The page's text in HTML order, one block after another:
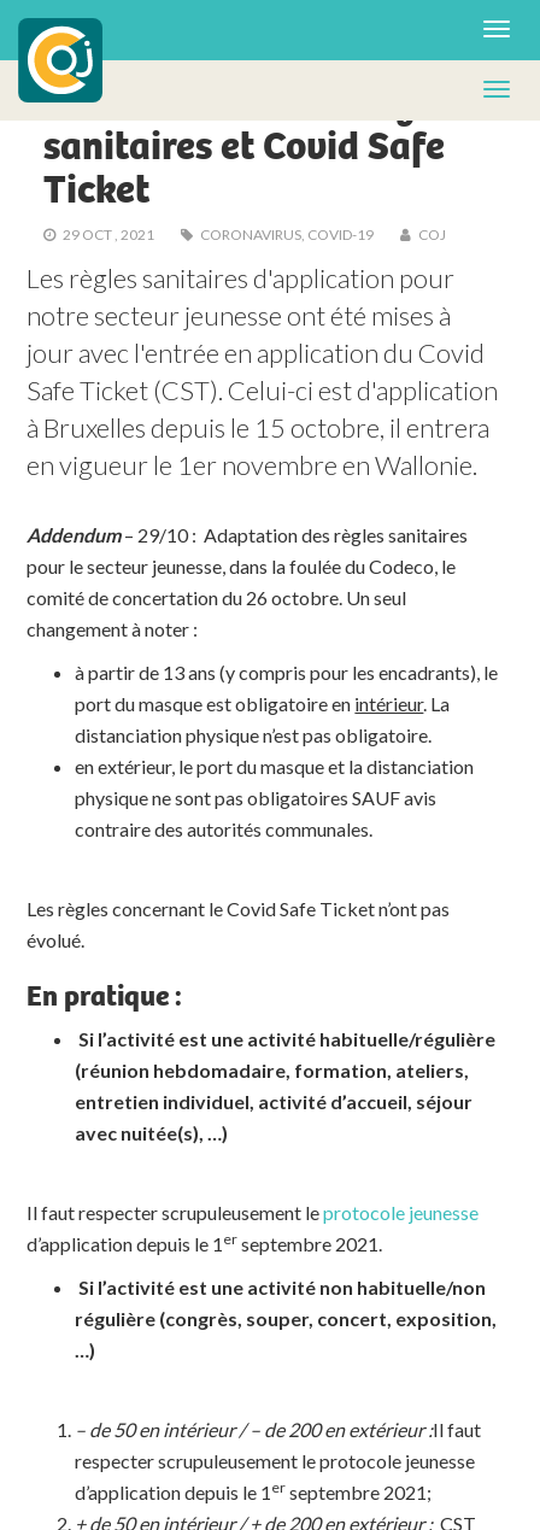
POLITIQUE
Secteur Jeunesse : règles
sanitaires et Covid Safe
Ticket
29 OCT , 2021 CORONAVIRUS, COVID-19 COJ
Les règles sanitaires d'application pour
notre secteur jeunesse ont été mises à
jour avec l'entrée en application du Covid
Safe Ticket (CST). Celui-ci est d'application
à Bruxelles depuis le 15 octobre, il entrera
en vigueur le 1er novembre en Wallonie.
Addendum– 29/10 : Adaptation des règles sanitaires
pour le secteur jeunesse, dans la foulée du Codeco, le
comité de concertation du 26 octobre. Un seul
changement à noter :
à partir de 13 ans (y compris pour les encadrants), le
port du masque est obligatoire en intérieur. La
distanciation physique n’est pas obligatoire.
en extérieur, le port du masque et la distanciation
physique ne sont pas obligatoires SAUF avis
contraire des autorités communales.
Les règles concernant le Covid Safe Ticket n’ont pas
évolué.
En pratique :
Si l’activité est une activité habituelle/régulière
(réunion hebdomadaire, formation, ateliers,
entretien individuel, activité d’accueil, séjour
avec nuitée(s), …)
Il faut respecter scrupuleusement leprotocole jeunesse
d’application depuis le 1 er septembre 2021.
Si l’activité est une activité non habituelle/non
régulière (congrès, souper, concert, exposition,
…)
– de 50 en intérieur / – de 200 en extérieur :Il faut
respecter scrupuleusement le protocole jeunesse
d’application depuis le 1 er septembre 2021;
+ de 50 en intérieur / + de 200 en extérieur :CST